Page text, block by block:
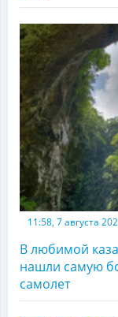
11:58, 7 августа
В любимой
нашли самую
самолет